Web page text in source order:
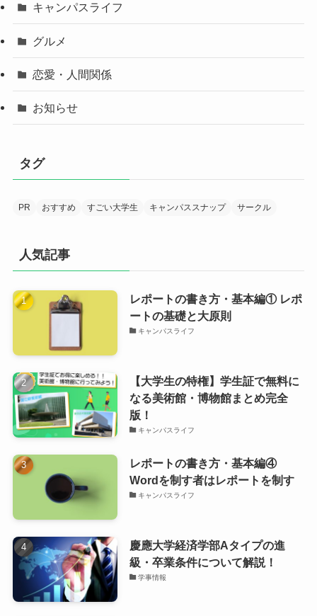
キャンパスライフ
グルメ
恋愛・人間関係
お知らせ
タグ
PR おすすめ すごい大学生 キャンパススナップ サークル
人気記事
レポートの書き方・基本編① レポ
ートの基礎と大原則
キャンパスライフ
【大学生の特権】学生証で無料に
なる美術館・博物館まとめ完全
版！
キャンパスライフ
レポートの書き方・基本編④
Wordを制す者はレポートを制す
キャンパスライフ
慶應大学経済学部Aタイプの進
級・卒業条件について解説！
学事情報